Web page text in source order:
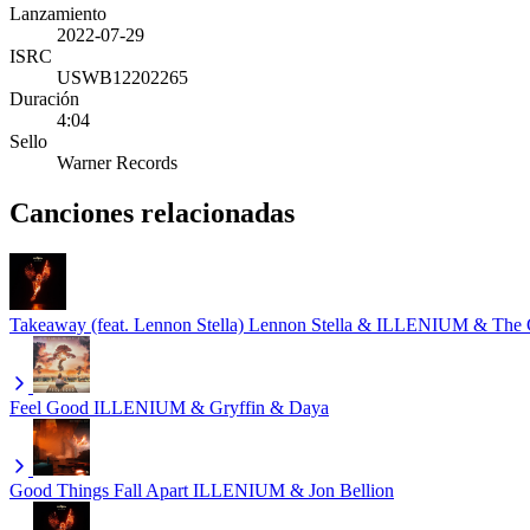
Lanzamiento
2022-07-29
ISRC
USWB12202265
Duración
4:04
Sello
Warner Records
Canciones relacionadas
Takeaway (feat. Lennon Stella) Lennon Stella & ILLENIUM & The
Feel Good ILLENIUM & Gryffin & Daya
Good Things Fall Apart ILLENIUM & Jon Bellion